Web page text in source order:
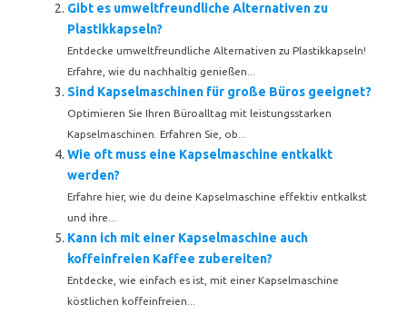
Gibt es umweltfreundliche Alternativen zu
Plastikkapseln?
Entdecke umweltfreundliche Alternativen zu Plastikkapseln!
Erfahre, wie du nachhaltig genießen...
Sind Kapselmaschinen für große Büros geeignet?
Optimieren Sie Ihren Büroalltag mit leistungsstarken
Kapselmaschinen. Erfahren Sie, ob...
Wie oft muss eine Kapselmaschine entkalkt
werden?
Erfahre hier, wie du deine Kapselmaschine effektiv entkalkst
und ihre...
Kann ich mit einer Kapselmaschine auch
koffeinfreien Kaffee zubereiten?
Entdecke, wie einfach es ist, mit einer Kapselmaschine
köstlichen koffeinfreien...